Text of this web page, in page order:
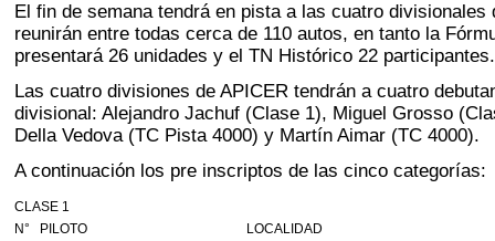
El fin de semana tendrá en pista a las cuatro divisionales
reunirán entre todas cerca de 110 autos, en tanto la
presentará 26 unidades y el TN Histórico 22
Las cuatro divisiones de APICER tendrán a cuatro
divisional: Alejandro Jachuf (Clase 1), Miguel Grosso
Della Vedova (TC Pista 4000) y Martín Aimar (TC 4000).
A continuación los pre inscriptos de las cinco categorías:
CLASE 1
N°
PILOTO
LOCALIDAD